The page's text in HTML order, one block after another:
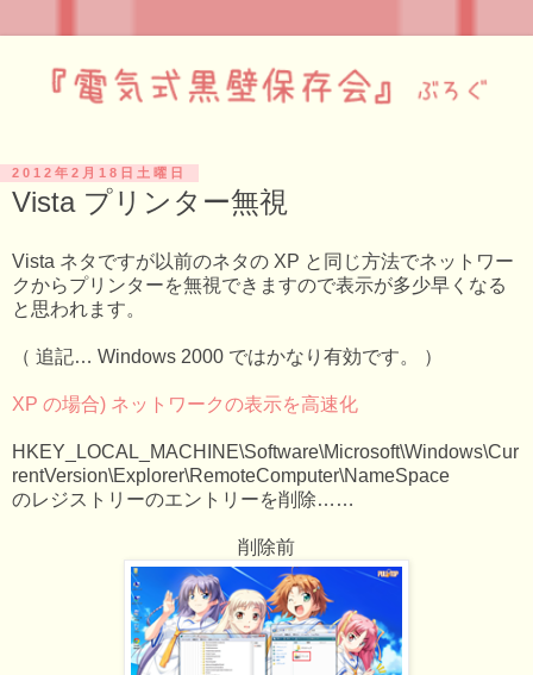
2012年2月18日土曜日
Vista プリンター無視
Vista ネタですが以前のネタの XP と同じ方法でネットワー
クからプリンターを無視できますので表示が多少早くなる
と思われます。
（ 追記… Windows 2000 ではかなり有効です。 ）
XP の場合) ネットワークの表示を高速化
HKEY_LOCAL_MACHINE\Software\Microsoft\Windows\Cur
rentVersion\Explorer\RemoteComputer\NameSpace
のレジストリーのエントリーを削除……
削除前